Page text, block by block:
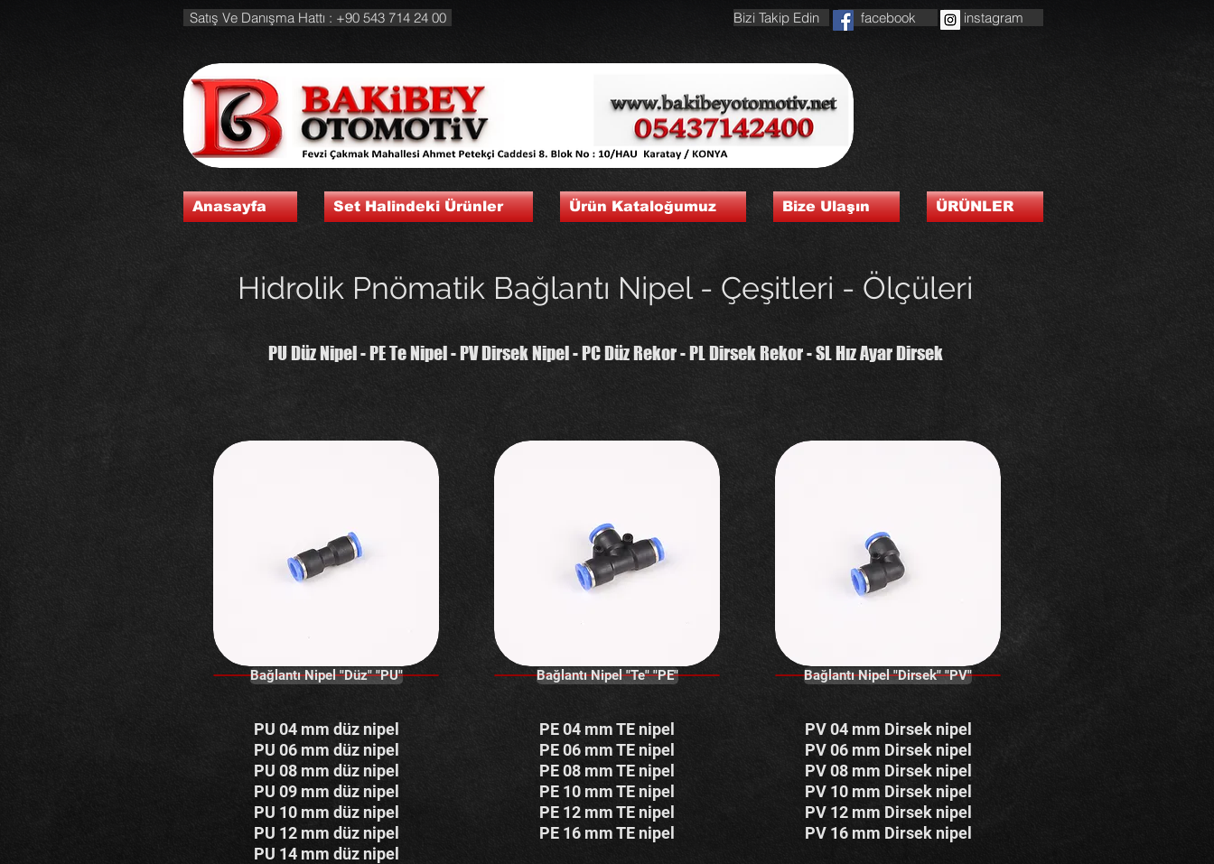
Satış Ve Danışma Hattı : +90 543 714 24 00 Bizi Takip Edin facebook instagram
Anasayfa Set Halindeki Ürünler Ürün Kataloğumuz Bize Ulaşın ÜRÜNLER
Hidrolik Pnömatik Bağlantı Nipel - Çeşitleri - Ölçüleri
PU Düz Nipel - PE Te Nipel - PV Dirsek Nipel - PC Düz Rekor - PL Dirsek Rekor - SL Hız Ayar Dirsek
Bağlantı Nipel "Düz" "PU"
PU 04 mm düz nipel
PU 06 mm düz nipel
PU 08mm düz nipel
PU 09 mm düz nipel
PU 10 mm düz nipel
PU 12 mm düz nipel
PU 14 mm düz nipel
Bağlantı Nipel "Te" "PE"
PE 04 mm TE nipel
PE 06 mm TE nipel
PE 08 mm TE nipel
PE 10 mm TE nipel
PE 12 mm TE nipel
PE 16 mm TE nipel
Bağlantı Nipel "Dirsek" "PV"
PV 04 mm Dirsek nipel
PV 06 mm Dirsek nipel
PV 08 mm Dirsek nipel
PV 10 mm Dirsek nipel
PV 12 mm Dirsek nipel
PV 16 mm Dirsek nipel